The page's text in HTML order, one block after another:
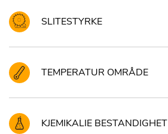
SLITESTYRKE
TEMPERATUR OMRÅDE
KJEMIKALIE BESTANDIGHET